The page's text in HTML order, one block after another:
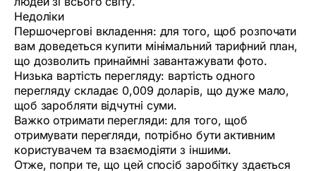
Недоліки
Першочергові вкладення: для того, щоб розпочати
вам доведеться купити мінімальний тарифний план,
що дозволить принаймні завантажувати фото.
Низька вартість перегляду: вартість одного
перегляду складає 0,009 доларів, що дуже мало,
щоб заробляти відчутні суми.
Важко отримати перегляди: для того, щоб
отримувати перегляди, потрібно бути активним
користувачем та взаємодіяти з іншими.
Отже, попри те, що цей спосіб заробітку здається